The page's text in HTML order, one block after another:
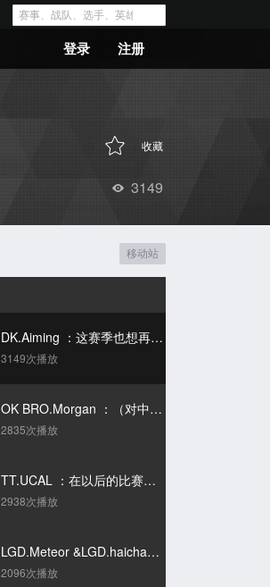
登录 注册
收藏
3149
移动站
DK.Aiming ：这赛季也想再次夺冠！
3149次播放
OK BRO.Morgan ：（对中国粉丝）我们会努力准备第二轮，争取为了展示更多的面貌，更好的抓住机会会更努力多赢的，加油
2835次播放
TT.UCAL ：在以后的比赛里我们都会尽力的，给你们呈现最精彩的比赛
2938次播放
LGD.Meteor &LGD.haichao ：（Meteor说）平时中上和Kepler他们挺爱闹的！
2096次播放